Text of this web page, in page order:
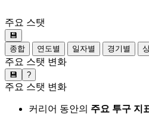
주요 스탯
💾
종합
연도별 일자별 경기별
주요 스탯 변화
💾 ?
주요 스탯 변화
커리어 동안의 주요 투구 지